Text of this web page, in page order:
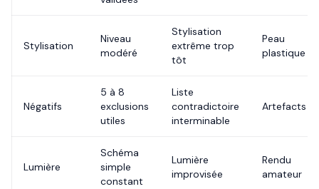
Stylisation
Niveau
modéré
Stylisation
extrême trop
tôt
Peau
plastique
Négatifs
5 à 8
exclusions
utiles
Liste
contradictoire
interminable
Artefacts
Lumière
Schéma
simple
constant
Lumière
improvisée
Rendu
amateur